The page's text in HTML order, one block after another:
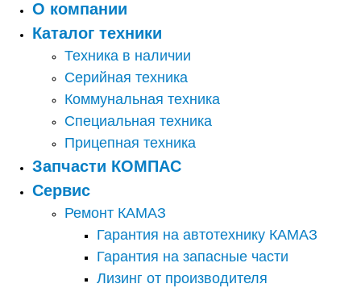
О компании
Каталог техники
Техника в наличии
Серийная техника
Коммунальная техника
Специальная техника
Прицепная техника
Запчасти КОМПАС
Сервис
Ремонт КАМАЗ
Гарантия на автотехнику КАМАЗ
Гарантия на запасные части
Лизинг от производителя